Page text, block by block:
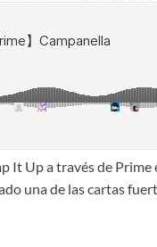
It Up a través de Prime
una de las cartas